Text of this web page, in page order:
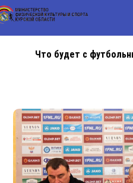
Что будет с